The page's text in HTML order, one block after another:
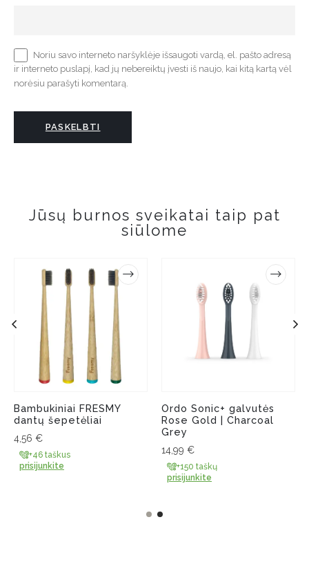
Noriu savo interneto naršyklėje išsaugoti vardą, el. pašto adresą
ir interneto puslapį, kad jų nebereiktų įvesti iš naujo, kai kitą kartą vėl
norėsiu parašyti komentarą.
Jūsų burnos sveikatai taip pat
siūlome
Bambukiniai FRESMY
dantų šepetėliai
4,56 €
+46 taškus
prisijunkite
Ordo Sonic+ galvutės
Rose Gold | Charcoal
Grey
14,99 €
+150 taškų
prisijunkite